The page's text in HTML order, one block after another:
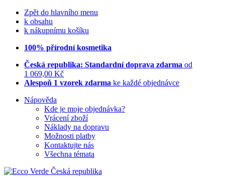
Zpět do hlavního menu
k obsahu
k nákupnímu košíku
100% přírodní kosmetika
Česká republika: Standardní doprava zdarma od
1 069,00 Kč
Alespoň 1 vzorek zdarma ke každé objednávce
Nápověda
Kde je moje objednávka?
Vrácení zboží
Náklady na dopravu
Možnosti platby
Kontaktujte nás
Všechna témata